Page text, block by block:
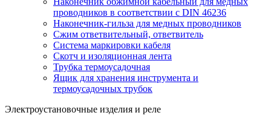
проводников в соответствии с DIN 46236
Наконечник-гильза для медных проводников
Сжим ответвительный, ответвитель
Система маркировки кабеля
Скотч и изоляционная лента
Трубка термоусадочная
Ящик для хранения инструмента и
термоусадочных трубок
Электроустановочные изделия и реле